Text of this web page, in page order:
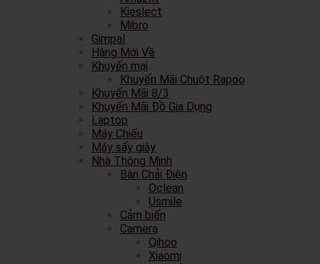
Kieslect
Mibro
Gimpal
Hàng Mới Về
Khuyến mại
Khuyến Mãi Chuột Rapoo
Khuyến Mãi 8/3
Khuyến Mãi Đồ Gia Dụng
Laptop
Máy Chiếu
Máy sấy giày
Nhà Thông Minh
Bàn Chải Điện
Oclean
Usmile
Cảm biến
Camera
Qihoo
Xiaomi